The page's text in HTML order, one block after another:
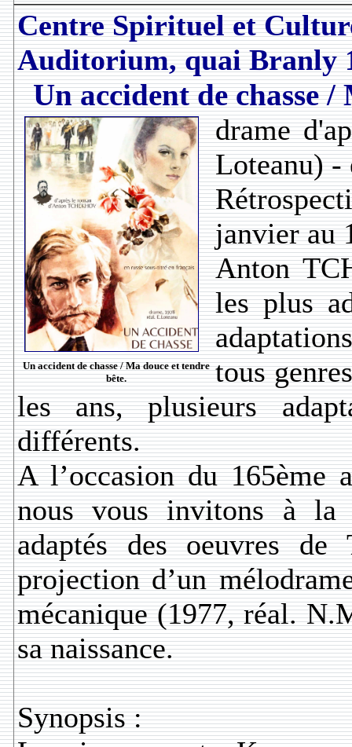
Centre Spirituel et
Auditorium, quai Branly
Un accident de chasse
Un accident de chasse / Ma douce et tendre
bête.
drame
Loteanu) -
janvier au
Anton
les plus
tous
les ans, plusieurs
différents.
A l’occasion du 165ème
nous vous invitons à la
adaptés des oeuvres
projection d’un
mécanique (1977, réal.
sa naissance.
Synopsis :